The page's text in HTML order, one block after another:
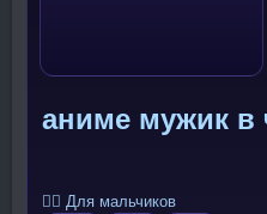
аниме мужик в
🧍‍♂️ Для мальчиков